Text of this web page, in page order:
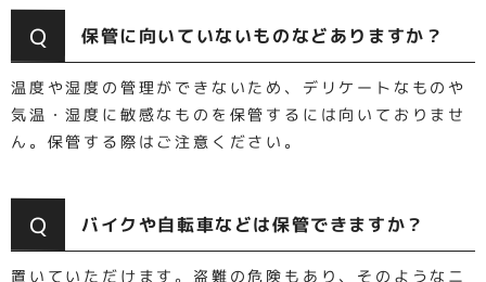
Q 保管に向いていないものなどありますか？
温度や湿度の管理ができないため、デリケートなものや
気温・湿度に敏感なものを保管するには向いておりませ
ん。保管する際はご注意ください。
Q バイクや自転車などは保管できますか？
置いていただけます。盗難の危険もあり、そのようなニ